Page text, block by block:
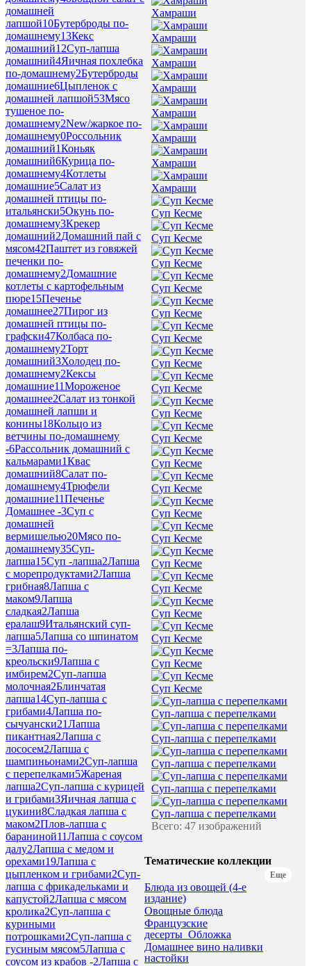
домашней
лапшой10Бутерброды по-
домашнему13Кекс
домашний12Суп-лапша
домашний4Яичная похлебка
по-домашнему2Бутерброды
домашние6Цыпленок с
домашней лапшой53Мясо
тушеное по-
домашнему2New/жаркое по-
домашнему0Россольник
домашний1Коньяк
домашний6Курица по-
домашнему4Котлеты
домашние5Салат из
домашней птицы по-
итальянски5Окунь по-
домашнему3Крекер
домашний2Домашний пай с
мясом42Паштет из говяжей
печенки по-
домашнему2Домашние
котлеты с картофельным
пюре15Печенье
домашнее27Пирог из
домашней птицы по-
графски47Колбаса по-
домашнему2Торт
домашний3Холодец по-
домашнему2Кексы
домашние11Мороженое
домашнее2Салат из тонкой
домашней лапши и
конины18Кольцо из
ветчины по-домашнему
-6Рассольник домашний с
кальмарами1Квас
домашний8Салат по-
домашнему4Трюфели
домашние11Печенье
Домашнее -3Суп с
домашней
вермишелью20Мясо по-
домашнему35Суп-
лапша15Суп -лапша2Лапша
с морепродуктами2Лапша
грибная8Лапша с
маком9Лапша
сладкая2Лапша
ералаш9Итальянский суп-
лапша5Лапша со шпинатом
=3Лапша по-
креольски9Лапша с
имбирем2Суп-лапша
молочная2Блинчатая
лапша14Суп-лапша с
грибами4Лапша по-
сычуански21Лапша
пикантная2Лапша с
лососем2Лапша с
шампиньонами2Суп-лапша
с перепелками5Жареная
лапша2Суп-лапша с курицей
и грибами3Яичная лапша с
цукини8Сладкая лапша с
маком2Плов-лапша с
бараниной11Лапша с соусом
далу2Лапша с медом и
орехами19Лапша с
цыпленком и грибами2Суп-
лапша с фрикадельками и
капустой2Лапша с мясом
кролика2Суп-лапша с
куриными
потрошками2Суп-лапша с
гусиным мясом5Лапша с
соусом из крабов -2Лапша с
Хамраши
Хамраши
Хамраши
Хамраши
Хамраши
Хамраши
Хамраши
Хамраши
Суп Кесме
Суп Кесме
Суп Кесме
Суп Кесме
Суп Кесме
Суп Кесме
Суп Кесме
Суп Кесме
Суп Кесме
Суп Кесме
Суп Кесме
Суп Кесме
Суп Кесме
Суп Кесме
Суп Кесме
Суп Кесме
Суп Кесме
Суп Кесме
Суп Кесме
Суп Кесме
Суп-лапша с перепелками
Суп-лапша с перепелками
Суп-лапша с перепелками
Суп-лапша с перепелками
Суп-лапша с перепелками
Всего: 47 изображений
Тематические коллекции
Еще
Блюда из овощей (4-е
издание)
Овощные блюда
Французские
десерты_Обложка
Домашнее вино наливки
настойки